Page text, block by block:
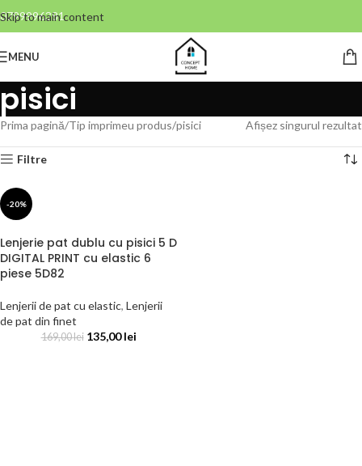
Skip to main content
0799996381
MENU
pisici
Prima pagină Tip imprimeu produs pisici Afișez singurul rezultat
Filtre
-20%
Lenjerie pat dublu cu pisici 5 D
DIGITAL PRINT cu elastic 6
piese 5D82
Lenjerii de pat cu elastic, Lenjerii
de pat din finet
169,00lei 135,00lei